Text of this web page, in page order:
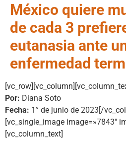
México quiere
de cada 3
eutanasia ante
enfermedad
Por: Diana Soto
Fecha: 1° de junio de 2023[/
[vc_single_image image=»7843″
[vc_column_text]